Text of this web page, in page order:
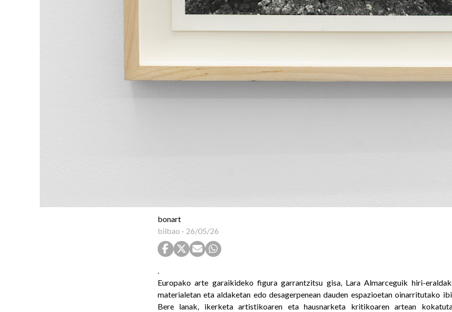
bonart
bilbao - 26/05/26
Europako arte garaikideko figura garrantzitsu gisa, Lara Almarceguik hiri-
materialetan eta aldaketan edo desagerpenean dauden espazioetan oinarritutako
Bere lanak, ikerketa artistikoaren eta hausnarketa kritikoaren artean